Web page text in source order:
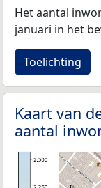
Het aantal
januari in het
Toelichting
Kaart van
aantal